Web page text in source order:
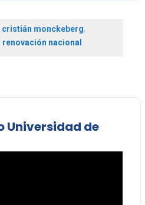
cristián monckeberg,
renovación nacional
Universidad de